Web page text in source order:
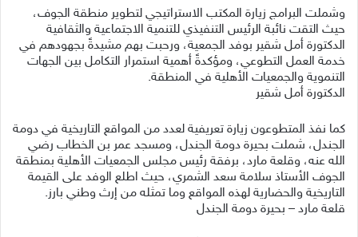
وشملت البرامج زيارة المكتب الاستراتيجي لتطوير منطقة الجوف،
حيث التقت نائبة الرئيس التنفيذي للتنمية الاجتماعية والثقافية
الدكتورة أمل شقير بوفد الجمعية، ورحبت بهم مشيدةً بجهودهم في
خدمة العمل التطوعي، ومؤكدةً أهمية استمرار التكامل بين الجهات
التنموية والجمعيات الأهلية في المنطقة.
الدكتورة أمل شقير
كما نفذ المتطوعون زيارة تعريفية لعدد من المواقع التاريخية في دومة
الجندل، شملت بحيرة دومة الجندل، ومسجد عمر بن الخطاب رضي
الله عنه، وقلعة مارد، برفقة رئيس مجلس الجمعيات الأهلية بمنطقة
الجوف الأستاذ سلامة سعد الشمري، حيث اطلع الوفد على القيمة
التاريخية والحضارية لهذه المواقع وما تمثله من إرث وطني بارز.
قلعة مارد – بحيرة دومة الجندل